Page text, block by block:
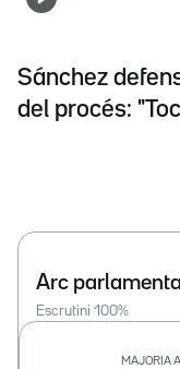
Sánchez
del procés:
Arc
Escrutini 100%